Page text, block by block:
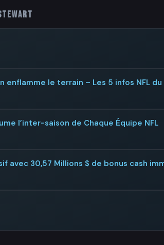
enflamme le terrain – Les 5 infos NFL du
l’inter-saison de Chaque Équipe NFL
avec 30,57 Millions $ de bonus cash